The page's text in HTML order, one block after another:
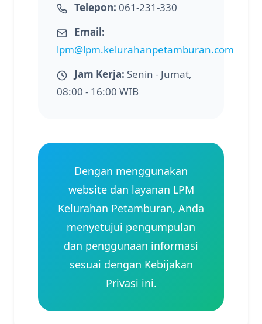
Telepon: 061-231-330
Email:
lpm@lpm.kelurahanpetamburan.com
Jam Kerja: Senin - Jumat,
08:00 - 16:00 WIB
Dengan menggunakan
website dan layanan LPM
Kelurahan Petamburan, Anda
menyetujui pengumpulan
dan penggunaan informasi
sesuai dengan Kebijakan
Privasi ini.